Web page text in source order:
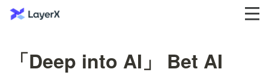
「Deep into AI」 Bet AI